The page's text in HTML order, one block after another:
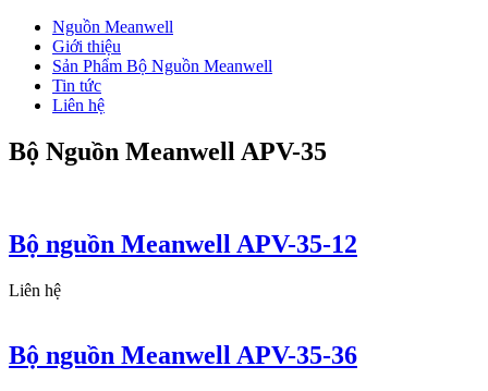
Nguồn Meanwell
Giới thiệu
Sản Phẩm Bộ Nguồn Meanwell
Tin tức
Liên hệ
Bộ Nguồn Meanwell APV-35
Bộ nguồn Meanwell APV-35-12
Liên hệ
Bộ nguồn Meanwell APV-35-36